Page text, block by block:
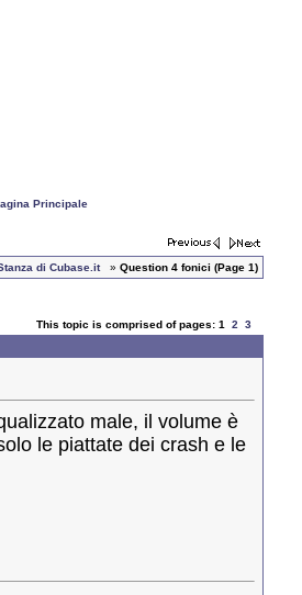
Principale
di Cubase.it» Question 4 fonici (Page 1)
This topic is comprised of pages: 1 2 3
male, il volume è
le piattate dei crash e le